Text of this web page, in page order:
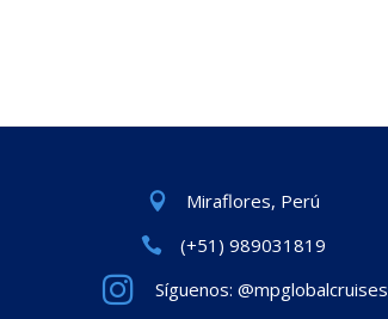
Miraflores, Perú
(+51) 989031819
Síguenos: @mpglobalcruises